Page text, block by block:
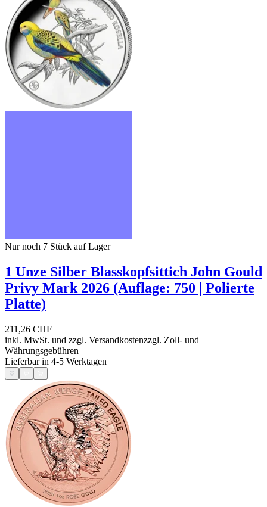
Nur noch 7 Stück auf Lager
1 Unze Silber Blasskopfsittich John Gould
Privy Mark 2026 (Auflage: 750 | Polierte
Platte)
211,26 CHF
inkl. MwSt. und zzgl. Versandkostenzzgl. Zoll- und
Währungsgebühren
Lieferbar in 4-5 Werktagen